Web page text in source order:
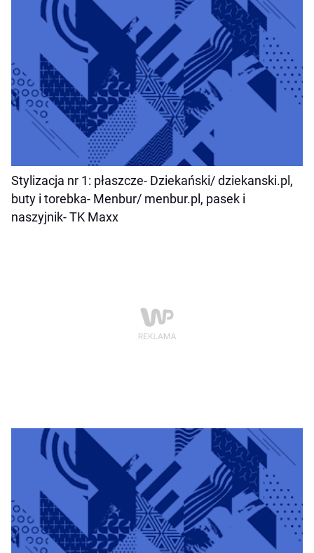
Stylizacja nr 1: płaszcze- Dziekański/ dziekanski.pl,
buty i torebka- Menbur/ menbur.pl, pasek i
naszyjnik- TK Maxx